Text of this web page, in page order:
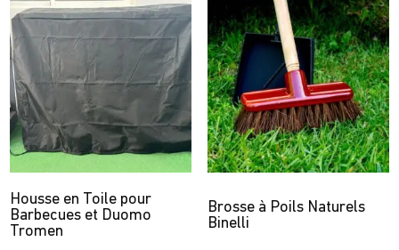
Housse en Toile pour
Barbecues et Duomo
Tromen
Brosse à Poils Naturels
Binelli